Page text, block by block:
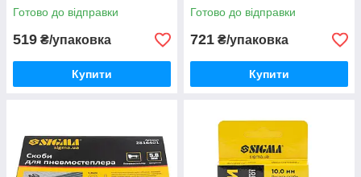
Готово до відправки
519 ₴/упаковка
Купити
Готово до відправки
721 ₴/упаковка
Купити